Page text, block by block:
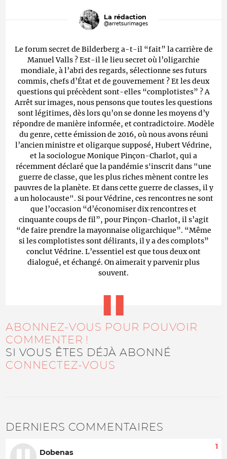
La rédaction
@arretsurimages
Le forum secret de Bilderberg a-t-il “fait” la carrière de
Manuel Valls ? Est-il le lieu secret où l’oligarchie
mondiale, à l’abri des regards, sélectionne ses futurs
commis, chefs d’État et de gouvernement ? Et les deux
questions qui précèdent sont-elles “complotistes” ? A
Arrêt sur images, nous pensons que toutes les questions
sont légitimes, dès lors qu’on se donne les moyens d’y
répondre de manière informée, et contradictoire. Modèle
du genre, cette émission de 2016, où nous avons réuni
l’ancien ministre et oligarque supposé, Hubert Védrine,
et la sociologue Monique Pinçon-Charlot, qui a
récemment déclaré que la pandémie s'inscrit dans "une
guerre de classe, que les plus riches mènent contre les
pauvres de la planète. Et dans cette guerre de classes, il y
a un holocauste". Si pour Védrine, ces rencontres ne sont
que l’occasion “d’économiser dix rencontres et
cinquante coups de fil”, pour Pinçon-Charlot, il s’agit
“de faire prendre la mayonnaise oligarchique”. “Même
si les complotistes sont délirants, il y a des complots”
conclut Védrine. L’essentiel est que tous deux ont
dialogué, et échangé. On aimerait y parvenir plus
souvent.
ABONNEZ-VOUS POUR POUVOIR
COMMENTER !
SI VOUS ÊTES DÉJÀ ABONNÉ
CONNECTEZ-VOUS
DERNIERS COMMENTAIRES
Dobenas
1